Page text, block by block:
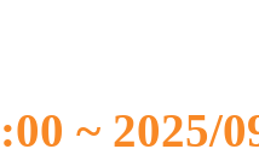
~ 2025/0